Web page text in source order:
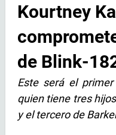
Kourtney
de Blink-
Este será el
quien tiene tres
y el tercero de